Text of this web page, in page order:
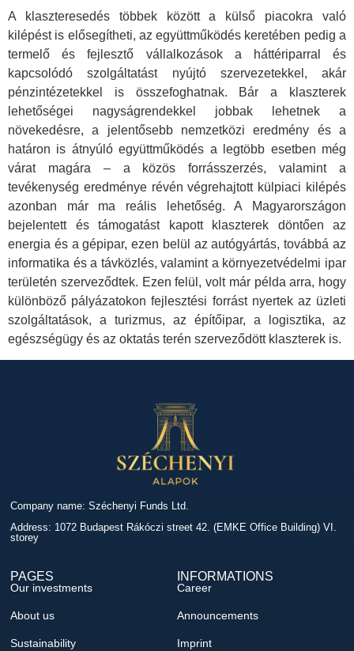
A klaszteresedés többek között a külső piacokra való
kilépést is elősegítheti, az együttműködés keretében pedig a
termelő és fejlesztő vállalkozások a háttériparral és
kapcsolódó szolgáltatást nyújtó szervezetekkel, akár
pénzintézetekkel is összefoghatnak. Bár a klaszterek
lehetőségei nagyságrendekkel jobbak lehetnek a
növekedésre, a jelentősebb nemzetközi eredmény és a
határon is átnyúló együttműködés a legtöbb esetben még
várat magára – a közös forrásszerzés, valamint a
tevékenység eredménye révén végrehajtott külpiaci kilépés
azonban már ma reális lehetőség. A Magyarországon
bejelentett és támogatást kapott klaszterek döntően az
energia és a gépipar, ezen belül az autógyártás, továbbá az
informatika és a távközlés, valamint a környezetvédelmi ipar
területén szerveződtek. Ezen felül, volt már példa arra, hogy
különböző pályázatokon fejlesztési forrást nyertek az üzleti
szolgáltatások, a turizmus, az építőipar, a logisztika, az
egészségügy és az oktatás terén szerveződött klaszterek is.
Company name: Széchenyi Funds Ltd.
Address: 1072 Budapest Rákóczi street 42. (EMKE Office Building) VI.
storey
PAGES
Our investments
About us
Sustainability
INFORMATIONS
Career
Announcements
Imprint